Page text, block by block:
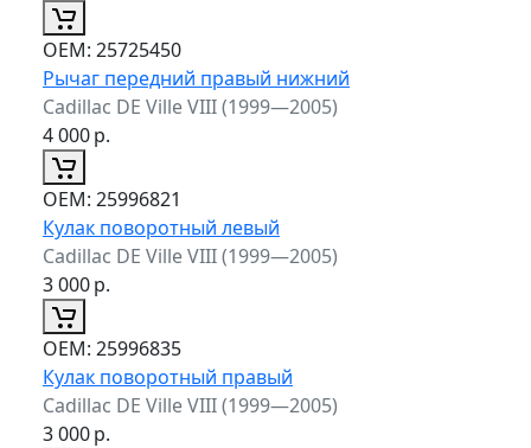
ОЕМ: 25725450
Рычаг передний правый нижний
Cadillac DE Ville VIII (1999—2005)
4 000р.
ОЕМ: 25996821
Кулак поворотный левый
Cadillac DE Ville VIII (1999—2005)
3 000р.
ОЕМ: 25996835
Кулак поворотный правый
Cadillac DE Ville VIII (1999—2005)
3 000р.